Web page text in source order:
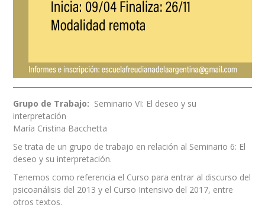
Grupo de Trabajo: Seminario VI: El deseo y su
interpretación
María Cristina Bacchetta
Se trata de un grupo de trabajo en relación al Seminario 6: El
deseo y su interpretación.
Tenemos como referencia el Curso para entrar al discurso del
psicoanálisis del 2013 y el Curso Intensivo del 2017, entre
otros textos.